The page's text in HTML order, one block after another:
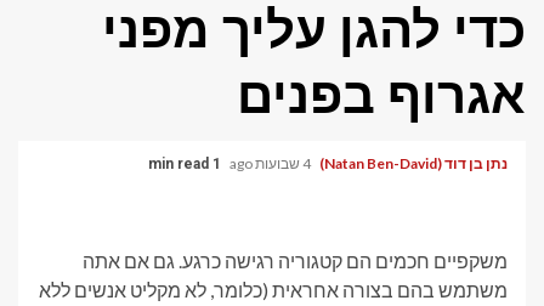
כדי להגן עליך מפני
אגרוף בפנים
נתן בן דוד (Natan Ben-David) 4 שבועות ago 1 min read
משקפיים חכמים הם קטגוריה רגישה כרגע. גם אם אתה
משתמש בהם בצורה אחראית (כלומר, לא מקליט אנשים ללא